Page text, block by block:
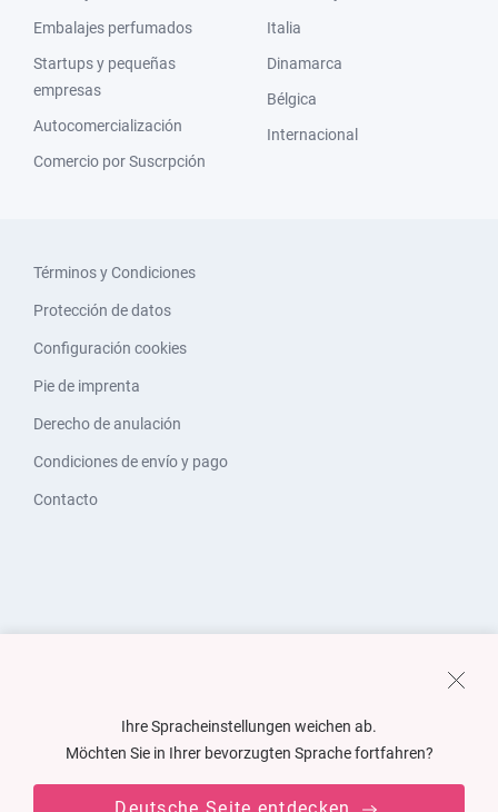
Embalajes perfumados
Startups y pequeñas
empresas
Autocomercialización
Comercio por Suscrpción
Italia
Dinamarca
Bélgica
Internacional
Términos y Condiciones
Protección de datos
Configuración cookies
Pie de imprenta
Derecho de anulación
Condiciones de envío y pago
Contacto
Ihre Spracheinstellungen weichen ab.
Möchten Sie in Ihrer bevorzugten Sprache fortfahren?